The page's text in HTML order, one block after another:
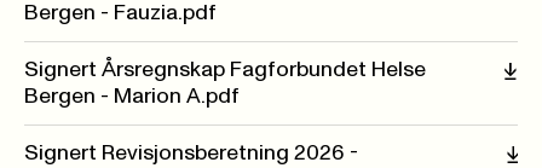
Bergen - Fauzia.pdf
Signert Årsregnskap Fagforbundet Helse
Bergen - Marion A.pdf
Signert Revisjonsberetning 2026 -